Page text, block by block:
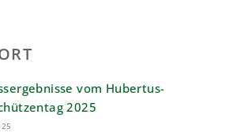
vom Hubertus-
2025